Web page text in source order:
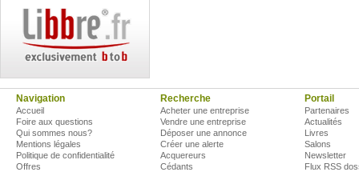
Navigation
Accueil
Foire aux questions
Qui sommes nous?
Mentions légales
Politique de confidentialité
Offres
Recherche
Acheter une entreprise
Vendre une entreprise
Déposer une annonce
Créer une alerte
Acquereurs
Cédants
Portail
Partenaires
Actualités
Livres
Salons
Newsletter
Flux RSS